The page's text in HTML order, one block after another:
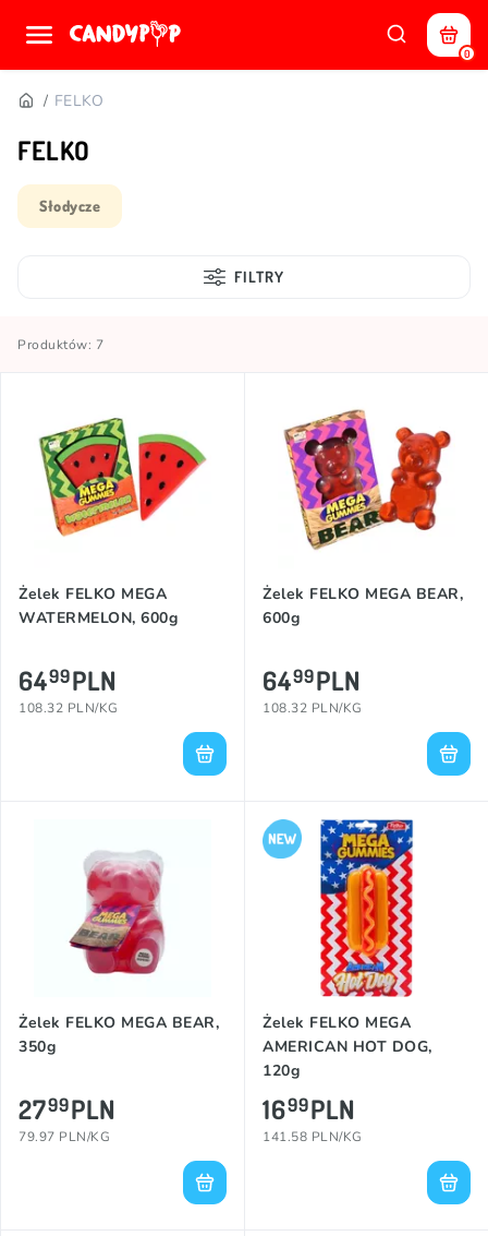
0
FELKO
FELKO
Słodycze
FILTRY
Produktów: 7
Żelek FELKO MEGA
WATERMELON, 600g
6499PLN
108.32 PLN/KG
Żelek FELKO MEGA BEAR,
600g
6499PLN
108.32 PLN/KG
Żelek FELKO MEGA BEAR,
350g
2799PLN
79.97 PLN/KG
Żelek FELKO MEGA
AMERICAN HOT DOG,
120g
1699PLN
141.58 PLN/KG